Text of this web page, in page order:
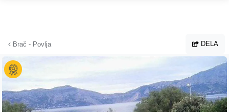
Brač - Povlja DELA